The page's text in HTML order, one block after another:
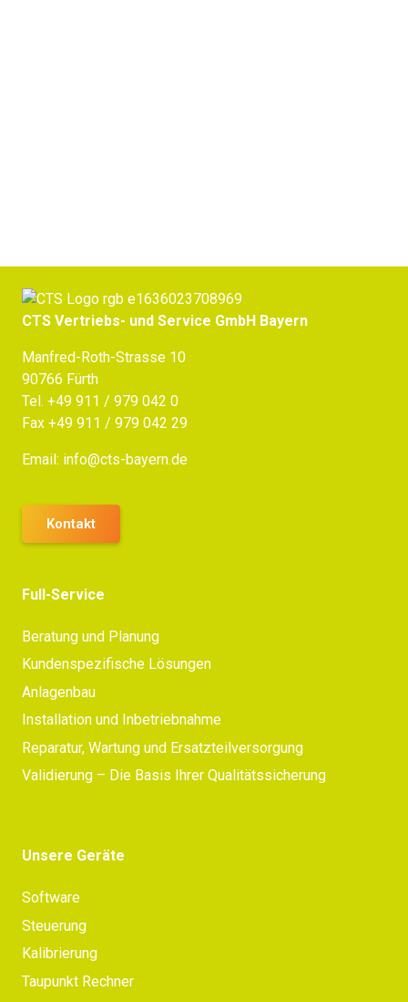
CTS Vertriebs- und Service GmbH Bayern
Manfred-Roth-Strasse 10
90766 Fürth
Tel. +49 911 / 979 042 0
Fax +49 911 / 979 042 29
Email: info@cts-bayern.de
Kontakt
Full-Service
Beratung und Planung
Kundenspezifische Lösungen
Anlagenbau
Installation und Inbetriebnahme
Reparatur, Wartung und Ersatzteilversorgung
Validierung – Die Basis Ihrer Qualitätssicherung
Unsere Geräte
Software
Steuerung
Kalibrierung
Taupunkt Rechner